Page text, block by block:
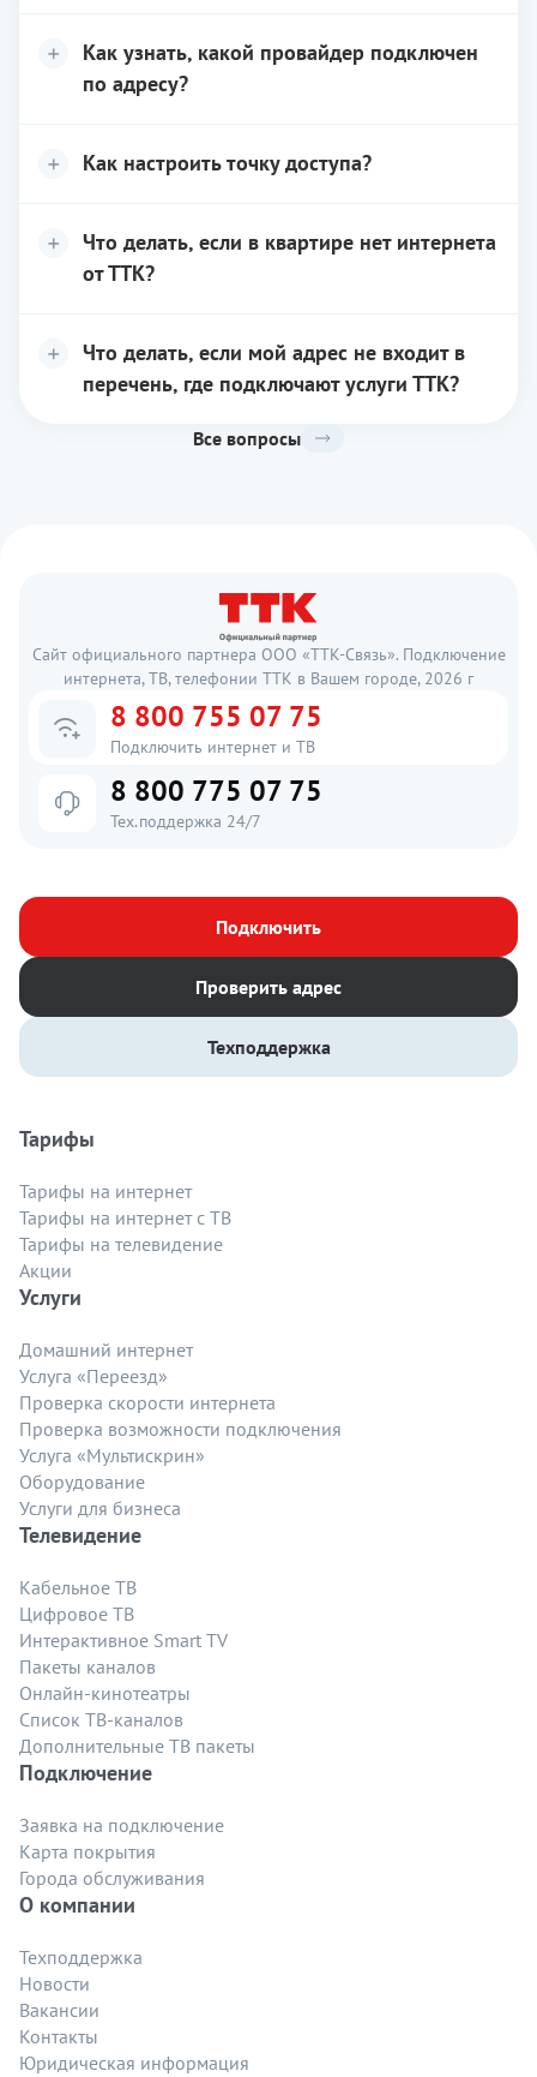
Как узнать, какой провайдер подключен
по адресу?
Как настроить точку доступа?
Что делать, если в квартире нет интернета
от ТТК?
Что делать, если мой адрес не входит в
перечень, где подключают услуги ТТК?
Все вопросы
Сайт официального партнера ООО «ТТК-Связь». Подключение
интернета, ТВ, телефонии ТТК в Вашем городе, 2026 г
8 800 755 07 75
Подключить интернет и ТВ
8 800 775 07 75
Тех.поддержка 24/7
Подключить
Проверить адрес
Техподдержка
Тарифы
Тарифы на интернет
Тарифы на интернет с ТВ
Тарифы на телевидение
Акции
Услуги
Домашний интернет
Услуга «Переезд»
Проверка скорости интернета
Проверка возможности подключения
Услуга «Мультискрин»
Оборудование
Услуги для бизнеса
Телевидение
Кабельное ТВ
Цифровое ТВ
Интерактивное Smart TV
Пакеты каналов
Онлайн-кинотеатры
Список ТВ-каналов
Дополнительные ТВ пакеты
Подключение
Заявка на подключение
Карта покрытия
Города обслуживания
О компании
Техподдержка
Новости
Вакансии
Контакты
Юридическая информация